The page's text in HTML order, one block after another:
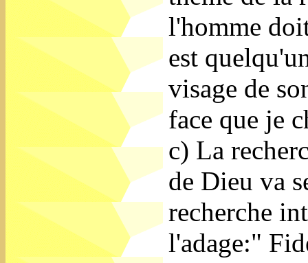
l'homme
est
visage de
face que je
c) La
de Dieu va
recherche
l'adage:"